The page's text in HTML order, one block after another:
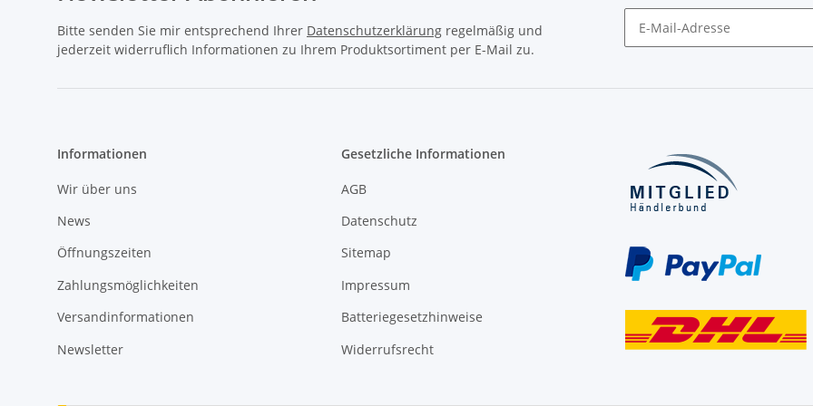
Bitte senden Sie mir entsprechend Ihrer Datenschutzerklärung regelmäßig und
jederzeit widerruflich Informationen zu Ihrem Produktsortiment per E-Mail zu.
Informationen
Wir über uns
News
Öffnungszeiten
Zahlungsmöglichkeiten
Versandinformationen
Newsletter
Gesetzliche Informationen
AGB
Datenschutz
Sitemap
Impressum
Batteriegesetzhinweise
Widerrufsrecht